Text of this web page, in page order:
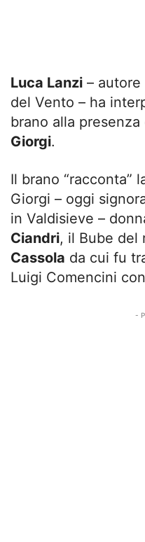
Luca Lanzi –
del Vento – ha
brano alla
Giorgi.
Il brano “racconta”
Giorgi – oggi
in Valdisieve –
Ciandri, il Bube del
Cassola da cui fu
Luigi Comencini
-